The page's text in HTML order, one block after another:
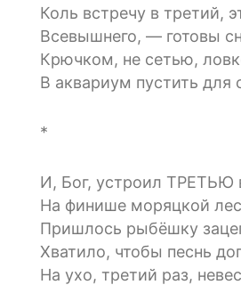
Коль встречу в третий,
Всевышнего, — готовы
Крючком, не сетью,
В аквариум пустить для
*
И, Бог, устроил ТРЕТЬЮ
На финише моряцкой
Пришлось рыбёшку
Хватило, чтобы песнь
На ухо, третий раз,